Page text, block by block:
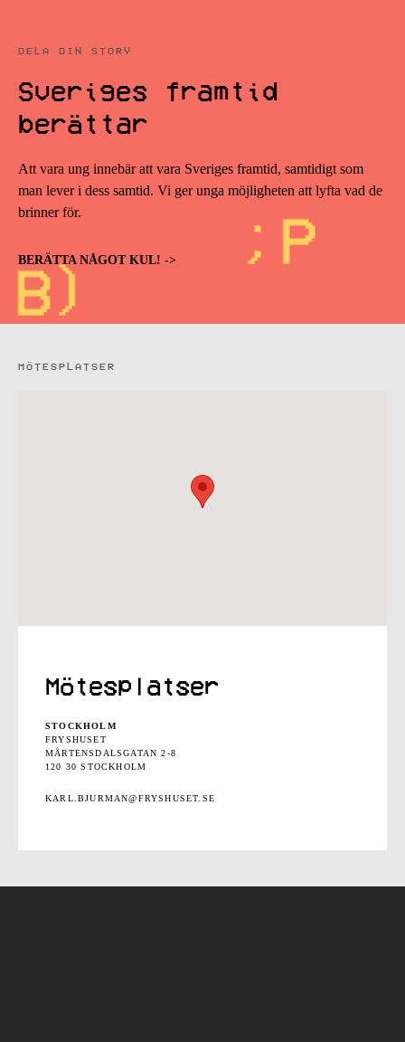
DELA DIN STORY
Sveriges framtid
berättar
Att vara ung innebär att vara Sveriges framtid, samtidigt som
man lever i dess samtid. Vi ger unga möjligheten att lyfta vad de
brinner för.
BERÄTTA NÅGOT KUL! ->
MÖTESPLATSER
Mötesplatser
STOCKHOLM
FRYSHUSET
MÅRTENSDALSGATAN 2-8
120 30 STOCKHOLM
KARL.BJURMAN@FRYSHUSET.SE